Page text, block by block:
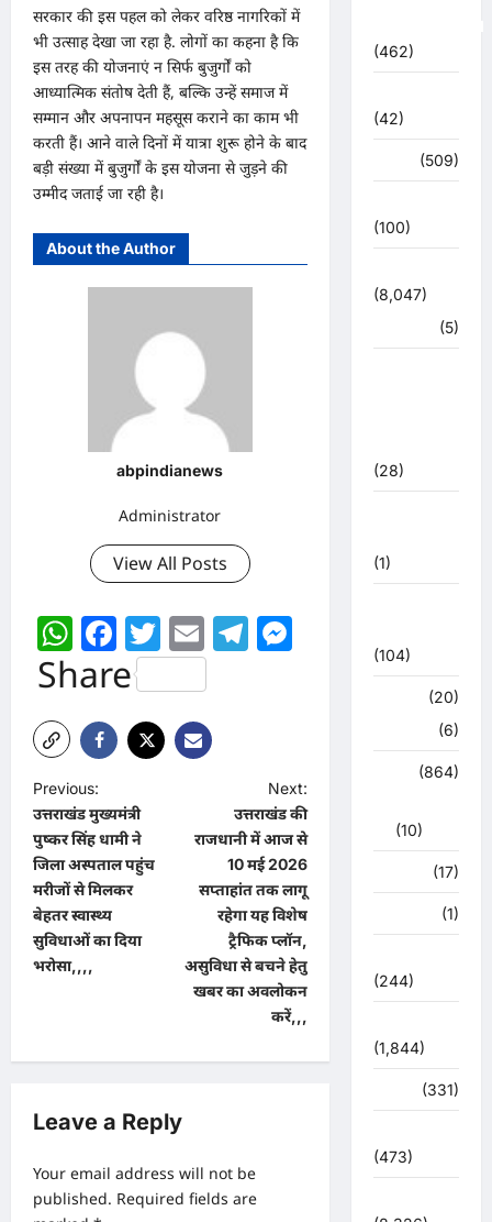
सरकार की इस पहल को लेकर वरिष्ठ नागरिकों में
भी उत्साह देखा जा रहा है. लोगों का कहना है कि
इस तरह की योजनाएं न सिर्फ बुजुर्गों को
आध्यात्मिक संतोष देती हैं, बल्कि उन्हें समाज में
सम्मान और अपनापन महसूस कराने का काम भी
करती हैं। आने वाले दिनों में यात्रा शुरू होने के बाद
बड़ी संख्या में बुजुर्गों के इस योजना से जुड़ने की
उम्मीद जताई जा रही है।
About the Author
abpindianews
Administrator
View All Posts
WhatsApp
Facebook
Twitter
EmailTelegram
Share
P
o
s
t
n
a
g
t
i
o
Previous:
उत्तराखंड मुख्यमंत्री
पुष्कर सिंह धामी ने
जिला अस्पताल पहुंच
मरीजों से मिलकर
बेहतर स्वास्थ्य
सुविधाओं का दिया
भरोसा,,,,
Next:
उत्तराखंड की
राजधानी में आज से
10 मई 2026
सप्ताहांत तक लागू
रहेगा यह विशेष
ट्रैफिक प्लॉन,
असुविधा से बचने हेतु
खबर का अवलोकन
करें,,,
Leave a Reply
Your email address will not be
published. Required fields are
(462)
(42)
(509)
(100)
(8,047)
(5)
(28)
(1)
(104)
(20)
(6)
(864)
(10)
(17)
(1)
(244)
(1,844)
(331)
(473)